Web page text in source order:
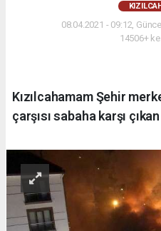
08.04.2021 - 09:12,
14506+
Kızılcahamam Şehir
çarşısı sabaha karşı